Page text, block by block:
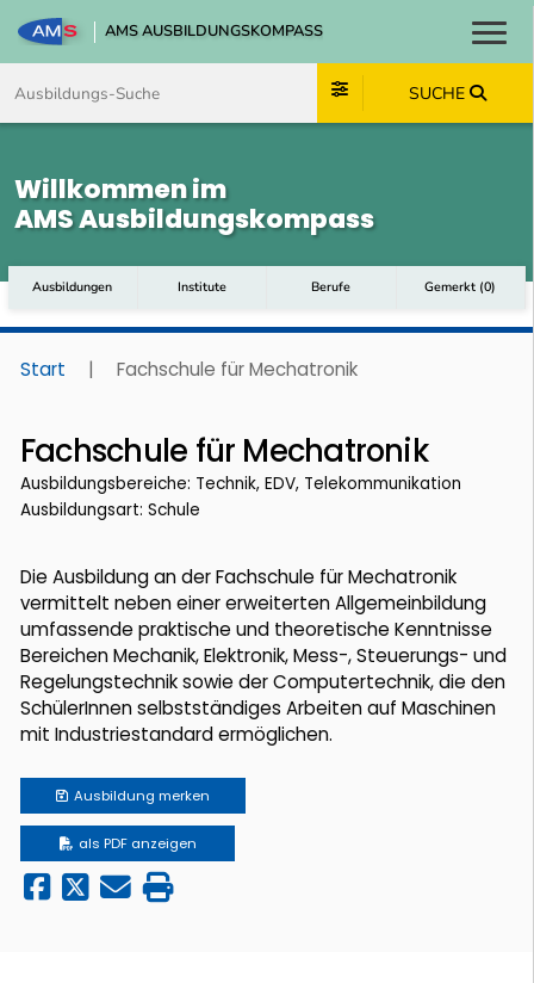
AMS AUSBILDUNGSKOMPASS
SUCHE
Willkommen im
AMS Ausbildungskompass
Ausbildungen Institute Berufe Gemerkt (0)
Start | Fachschule für Mechatronik
Fachschule für Mechatronik
Ausbildungsbereiche: Technik, EDV, Telekommunikation
Ausbildungsart: Schule
Die Ausbildung an der Fachschule für Mechatronik
vermittelt neben einer erweiterten Allgemeinbildung
umfassende praktische und theoretische Kenntnisse
Bereichen Mechanik, Elektronik, Mess-, Steuerungs- und
Regelungstechnik sowie der Computertechnik, die den
SchülerInnen selbstständiges Arbeiten auf Maschinen
mit Industriestandard ermöglichen.
Ausbildung merken
als PDF anzeigen